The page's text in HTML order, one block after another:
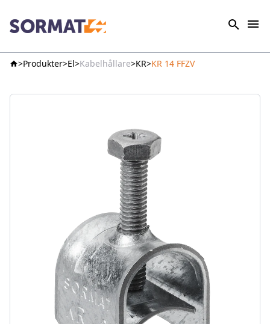
Produkter El Kabelhållare KR KR 14 FFZV